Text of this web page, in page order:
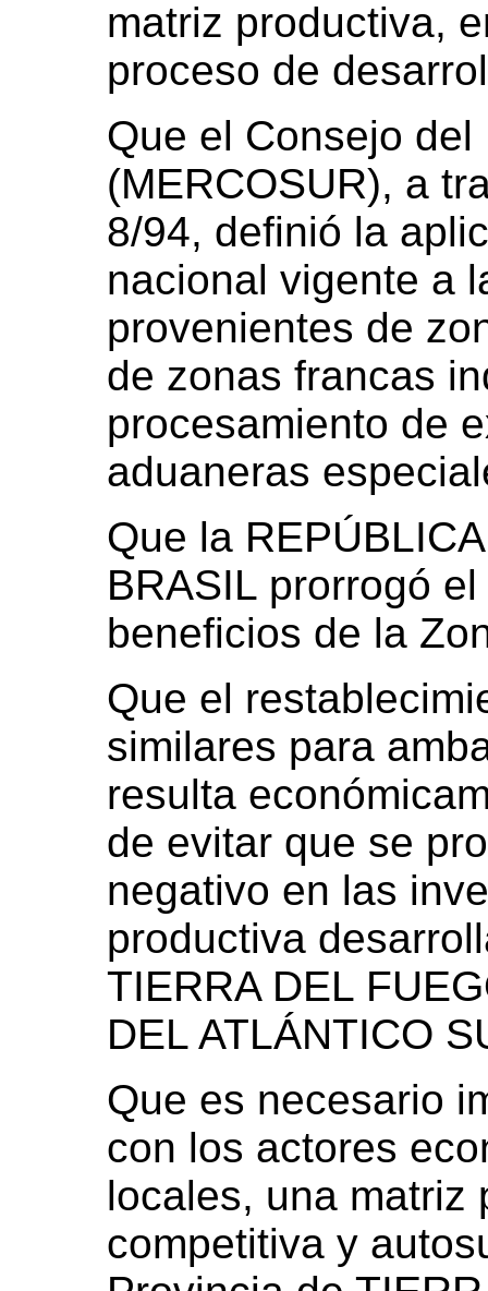
matriz productiva,
proceso de
Que el Consejo
(MERCOSUR), a
8/94, definió la
nacional vigente a
provenientes de
de zonas francas
procesamiento de
aduaneras
Que la
BRASIL prorrogó
beneficios de la
Que el
similares para
resulta
de evitar que se
negativo en las
productiva
TIERRA DEL
DEL ATLÁNTICO
Que es necesario
con los actores
locales, una matriz
competitiva y